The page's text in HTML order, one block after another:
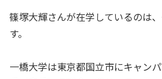
篠塚大輝さんが在学しているのは、
す。
一橋大学は東京都国立市にキャン